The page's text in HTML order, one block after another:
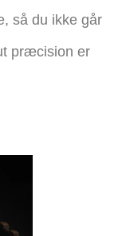
så du ikke går
præcision er